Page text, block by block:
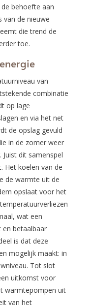
behoefte aan
van de nieuwe
die trend de
toe.
van
combinatie
op lage
en via het net
de opslag gevuld
in de zomer weer
dit samenspel
Het koelen van de
de warmte uit de
opslaat voor het
wat een
en betaalbaar
is dat deze
mogelijk maakt: in
Tot slot
uitkomst voor
warmtepompen uit
van het